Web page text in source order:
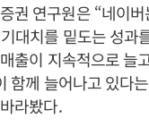
권 연구원은 “네이
대치를 밑도는 성과
출이 지속적으로 늘
함께 늘어나고 있다
라봤다.